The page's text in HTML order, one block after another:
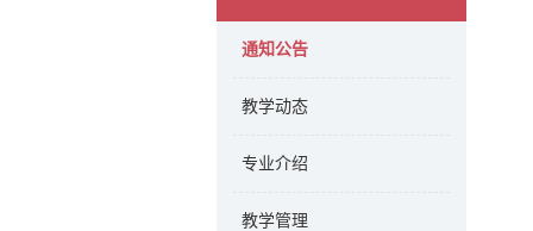
通知公告
教学动态
专业介绍
教学管理